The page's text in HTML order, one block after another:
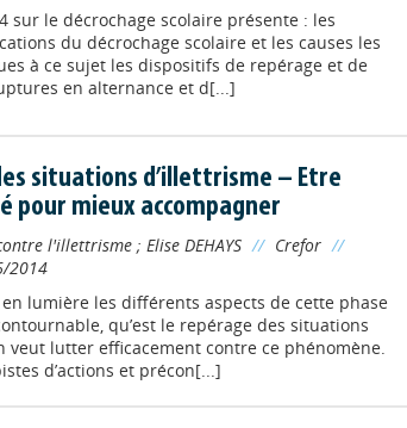
sur le décrochage scolaire présente : les
du décrochage scolaire et les causes les
à ce sujet les dispositifs de repérage et de
en alternance et d[...]
situations d’illettrisme – Etre
pour mieux accompagner
l'illettrisme; Elise DEHAYS // Crefor //
2014
lumière les différents aspects de cette phase
qu’est le repérage des situations
veut lutter efficacement contre ce phénomène.
d’actions et précon[...]